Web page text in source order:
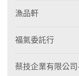
漁品軒
福氣委託行
蔡技企業有限公